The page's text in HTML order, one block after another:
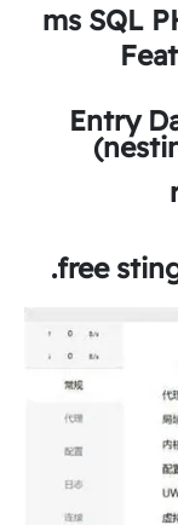
ms SQL
Entry
free